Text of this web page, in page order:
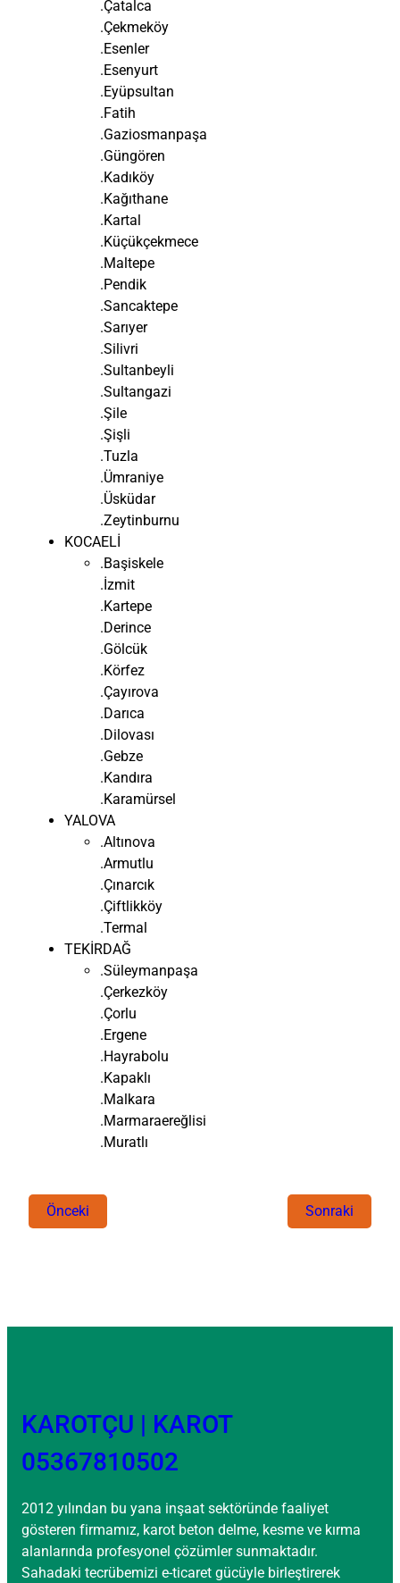
.Çatalca
.Çekmeköy
.Esenler
.Esenyurt
.Eyüpsultan
.Fatih
.Gaziosmanpaşa
.Güngören
.Kadıköy
.Kağıthane
.Kartal
.Küçükçekmece
.Maltepe
.Pendik
.Sancaktepe
.Sarıyer
.Silivri
.Sultanbeyli
.Sultangazi
.Şile
.Şişli
.Tuzla
.Ümraniye
.Üsküdar
.Zeytinburnu
KOCAELİ
.Başiskele
.İzmit
.Kartepe
.Derince
.Gölcük
.Körfez
.Çayırova
.Darıca
.Dilovası
.Gebze
.Kandıra
.Karamürsel
YALOVA
.Altınova
.Armutlu
.Çınarcık
.Çiftlikköy
.Termal
TEKİRDAĞ
.Süleymanpaşa
.Çerkezköy
.Çorlu
.Ergene
.Hayrabolu
.Kapaklı
.Malkara
.Marmaraereğlisi
.Muratlı
Önceki Sonraki
KAROTÇU | KAROT
05367810502
2012 yılından bu yana inşaat sektöründe faaliyet
gösteren firmamız, karot beton delme, kesme ve kırma
alanlarında profesyonel çözümler sunmaktadır.
Sahadaki tecrübemizi e-ticaret gücüyle birleştirerek